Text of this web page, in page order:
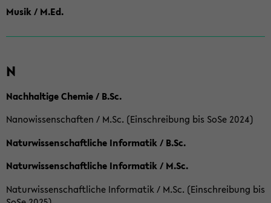
Musik / M.Ed.
N
Nachhaltige Chemie / B.Sc.
Nanowissenschaften / M.Sc. (Einschreibung bis SoSe 2024)
Naturwissenschaftliche Informatik / B.Sc.
Naturwissenschaftliche Informatik / M.Sc.
Naturwissenschaftliche Informatik / M.Sc. (Einschreibung bis